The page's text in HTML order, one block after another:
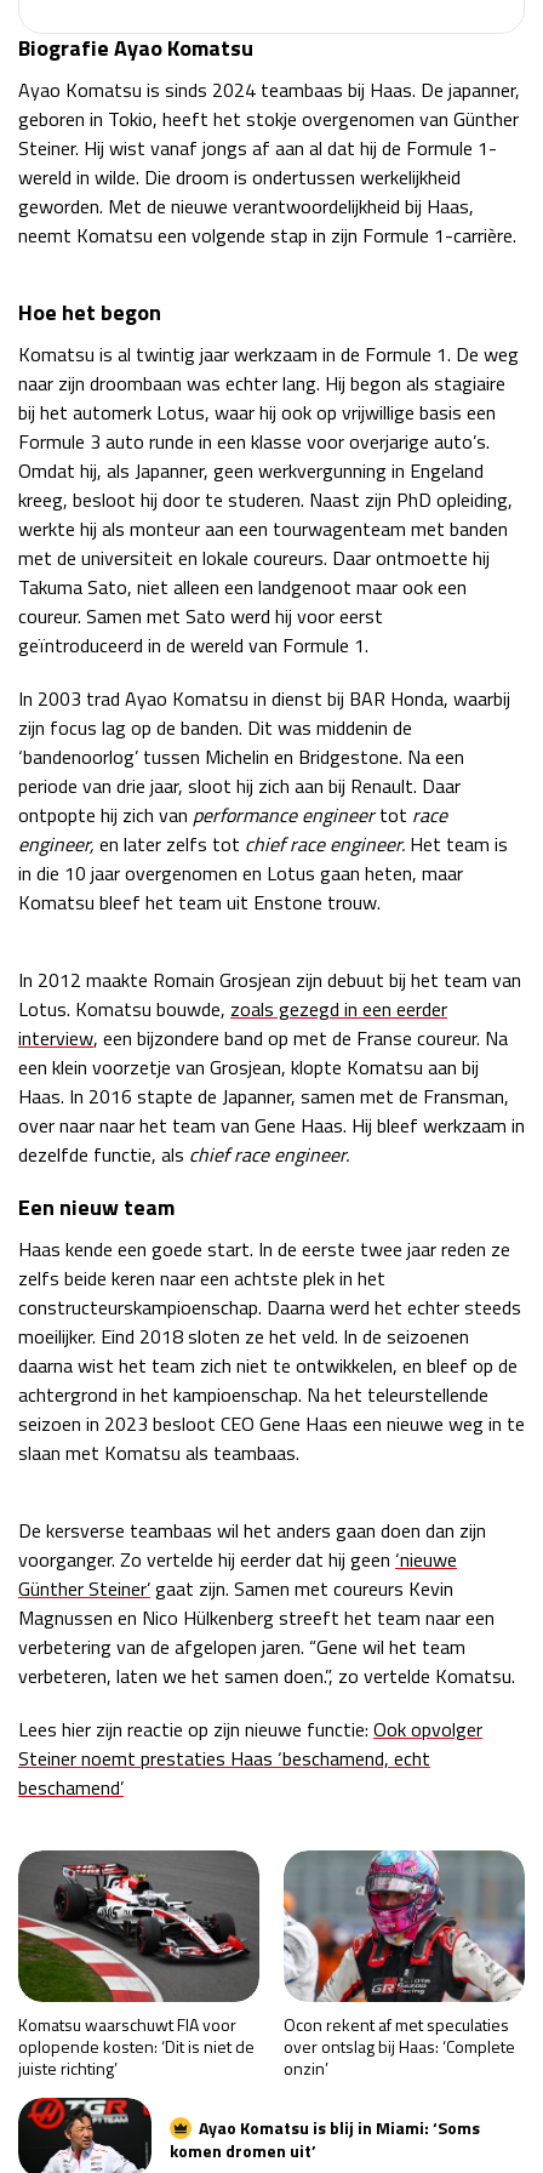
Race
zo 21:00 - 23:00
Kwalificatie
za 05:00 - 06:00
Race
zo 05:00 - 07:00
Kwalificatie
za 19:00 - 20:00
Race
zo 17:00 - 19:00
GP ABU DHABI 2026
Kwalificatie
za 15:00 - 16:00
Race
zo 14:00 - 16:00
Biografie Ayao Komatsu
Ayao Komatsu is sinds 2024 teambaas bij Haas. De japanner,
geboren in Tokio, heeft het stokje overgenomen van Günther
Steiner. Hij wist vanaf jongs af aan al dat hij de Formule 1-
wereld in wilde. Die droom is ondertussen werkelijkheid
geworden. Met de nieuwe verantwoordelijkheid bij Haas,
neemt Komatsu een volgende stap in zijn Formule 1-carrière.
Hoe het begon
Komatsu is al twintig jaar werkzaam in de Formule 1. De weg
naar zijn droombaan was echter lang. Hij begon als stagiaire
bij het automerk Lotus, waar hij ook op vrijwillige basis een
Formule 3 auto runde in een klasse voor overjarige auto’s.
Omdat hij, als Japanner, geen werkvergunning in Engeland
kreeg, besloot hij door te studeren. Naast zijn PhD opleiding,
werkte hij als monteur aan een tourwagenteam met banden
met de universiteit en lokale coureurs. Daar ontmoette hij
Takuma Sato, niet alleen een landgenoot maar ook een
coureur. Samen met Sato werd hij voor eerst
geïntroduceerd in de wereld van Formule 1.
In 2003 trad Ayao Komatsu in dienst bij BAR Honda, waarbij
zijn focus lag op de banden. Dit was middenin de
‘bandenoorlog’ tussen Michelin en Bridgestone. Na een
periode van drie jaar, sloot hij zich aan bij Renault. Daar
ontpopte hij zich van performance engineertot race
engineer, en later zelfs tot chief race engineer. Het team is
in die 10 jaar overgenomen en Lotus gaan heten, maar
Komatsu bleef het team uit Enstone trouw.
In 2012 maakte Romain Grosjean zijn debuut bij het team van
Lotus. Komatsu bouwde, zoals gezegd in een eerder
interview, een bijzondere band op met de Franse coureur. Na
een klein voorzetje van Grosjean, klopte Komatsu aan bij
Haas. In 2016 stapte de Japanner, samen met de Fransman,
over naar naar het team van Gene Haas. Hij bleef werkzaam in
dezelfde functie, als chief race engineer.
Een nieuw team
Haas kende een goede start. In de eerste twee jaar reden ze
zelfs beide keren naar een achtste plek in het
constructeurskampioenschap. Daarna werd het echter steeds
moeilijker. Eind 2018 sloten ze het veld. In de seizoenen
daarna wist het team zich niet te ontwikkelen, en bleef op de
achtergrond in het kampioenschap. Na het teleurstellende
seizoen in 2023 besloot CEO Gene Haas een nieuwe weg in te
slaan met Komatsu als teambaas.
De kersverse teambaas wil het anders gaan doen dan zijn
voorganger. Zo vertelde hij eerder dat hij geen ‘nieuwe
Günther Steiner’gaat zijn. Samen met coureurs Kevin
Magnussen en Nico Hülkenberg streeft het team naar een
verbetering van de afgelopen jaren. “Gene wil het team
verbeteren, laten we het samen doen.”, zo vertelde Komatsu.
Lees hier zijn reactie op zijn nieuwe functie: Ook opvolger
Steiner noemt prestaties Haas ‘beschamend, echt
beschamend’
Komatsu waarschuwt FIA voor
oplopende kosten: ‘Dit is niet de
juiste richting’
Ocon rekent af met speculaties
over ontslag bij Haas: ‘Complete
onzin’
Ayao Komatsu is blij in Miami: ‘Soms
komen dromen uit’